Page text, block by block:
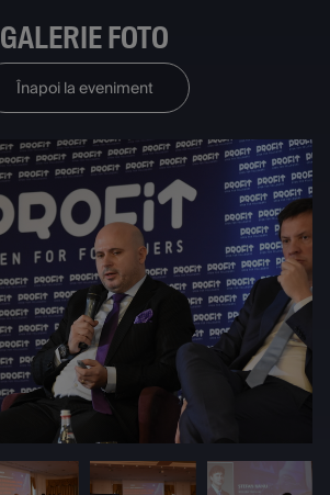
GALERIE FOTO
Înapoi la eveniment